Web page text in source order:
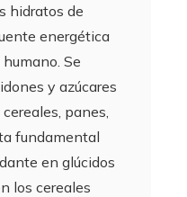
hidratos de
energética
Se
y azúcares
panes,
fundamental
en glúcidos
los cereales